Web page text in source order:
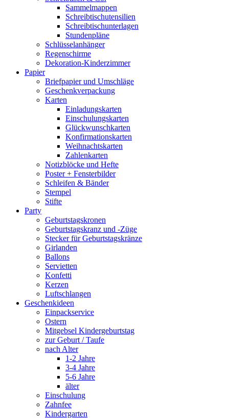
Sammelmappen
Schreibtischutensilien
Schreibtischunterlagen
Stundenpläne
Schlüsselanhänger
Regenschirme
Dekoration-Kinderzimmer
Papier
Briefpapier und Umschläge
Geschenkverpackung
Karten
Einladungskarten
Einschulungskarten
Glückwunschkarten
Konfirmationskarten
Weihnachtskarten
Zahlenkarten
Notizblöcke und Hefte
Poster + Fensterbilder
Schleifen & Bänder
Stempel
Stifte
Party
Geburtstagskronen
Geburtstagskranz und -Züge
Stecker für Geburtstagskränze
Girlanden
Ballons
Servietten
Konfetti
Kerzen
Luftschlangen
Geschenkideen
Einpackservice
Ostern
Mitgebsel Kindergeburtstag
zur Geburt / Taufe
nach Alter
1-2 Jahre
3-4 Jahre
5-6 Jahre
älter
Einschulung
Zahnfee
Kindergarten